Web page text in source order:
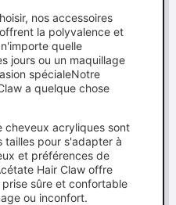
nos accessoires
la polyvalence et
quelle
jours ou un maquillage
spécialeNotre
a quelque chose
cheveux acryliques sont
tailles pour s'adapter à
et préférences de
Hair Claw offre
sûre et confortable
ou inconfort.